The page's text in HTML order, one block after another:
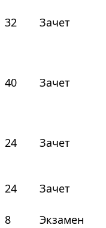
32 Зачет
40 Зачет
24 Зачет
24 Зачет
8
Экзамен